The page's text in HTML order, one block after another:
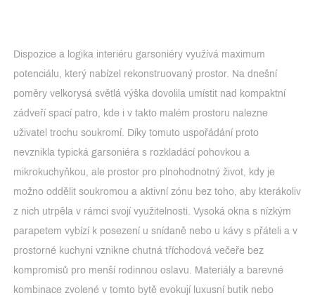
Dispozice a logika interiéru garsoniéry využívá maximum
potenciálu, který nabízel rekonstruovaný prostor. Na dnešní
poměry velkorysá světlá výška dovolila umístit nad kompaktní
zádveří spací patro, kde i v takto malém prostoru nalezne
uživatel trochu soukromí. Díky tomuto uspořádání proto
nevznikla typická garsoniéra s rozkladácí pohovkou a
mikrokuchyňkou, ale prostor pro plnohodnotný život, kdy je
možno oddělit soukromou a aktivní zónu bez toho, aby kterákoliv
z nich utrpěla v rámci svojí využitelnosti. Vysoká okna s nízkým
parapetem vybízí k posezení u snídaně nebo u kávy s přáteli a v
prostorné kuchyni vznikne chutná tříchodová večeře bez
kompromisů pro menší rodinnou oslavu. Materiály a barevné
kombinace zvolené v tomto bytě evokují luxusní butik nebo